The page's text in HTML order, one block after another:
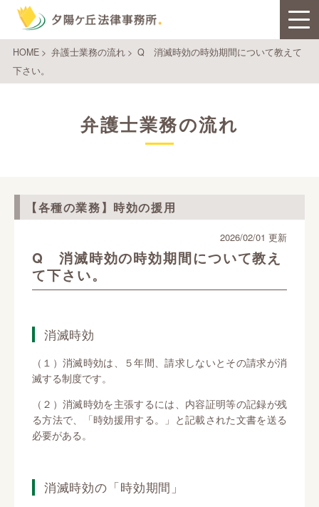
HOME> 弁護士業務の流れ> Q 消滅時効の時効期間について教えて
下さい。
弁護士業務の流れ
【各種の業務】時効の援用
Q 消滅時効の時効期間について教え
て下さい。
2026/02/01 更新
消滅時効
（１）消滅時効は、５年間、請求しないとその請求が消
滅する制度です。
（２）消滅時効を主張するには、内容証明等の記録が残
る方法で、「時効援用する。」と記載された文書を送る
必要がある。
消滅時効の「時効期間」